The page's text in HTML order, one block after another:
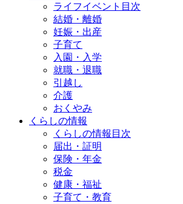
ライフイベント目次
結婚・離婚
妊娠・出産
子育て
入園・入学
就職・退職
引越し
介護
おくやみ
くらしの情報
くらしの情報目次
届出・証明
保険・年金
税金
健康・福祉
子育て・教育